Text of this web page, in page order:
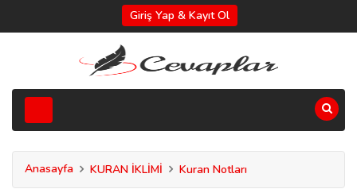
Giriş Yap & Kayıt Ol
Anasayfa KURAN İKLİMİ Kuran Notları